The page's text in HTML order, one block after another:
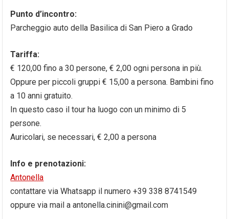
Punto d’incontro:
Parcheggio auto della Basilica di San Piero a Grado
Tariffa:
€ 120,00 fino a 30 persone, € 2,00 ogni persona in più.
Oppure per piccoli gruppi € 15,00 a persona. Bambini fino
a 10 anni gratuito.
In questo caso il tour ha luogo con un minimo di 5
persone.
Auricolari, se necessari, € 2,00 a persona
Info e prenotazioni:
Antonella
contattare via Whatsapp il numero +39 338 8741549
oppure via mail a antonella.cinini@gmail.com